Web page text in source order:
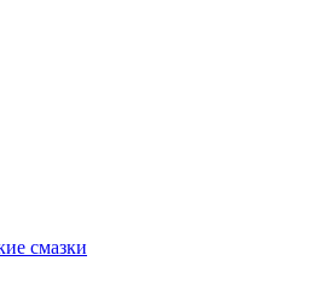
смазки